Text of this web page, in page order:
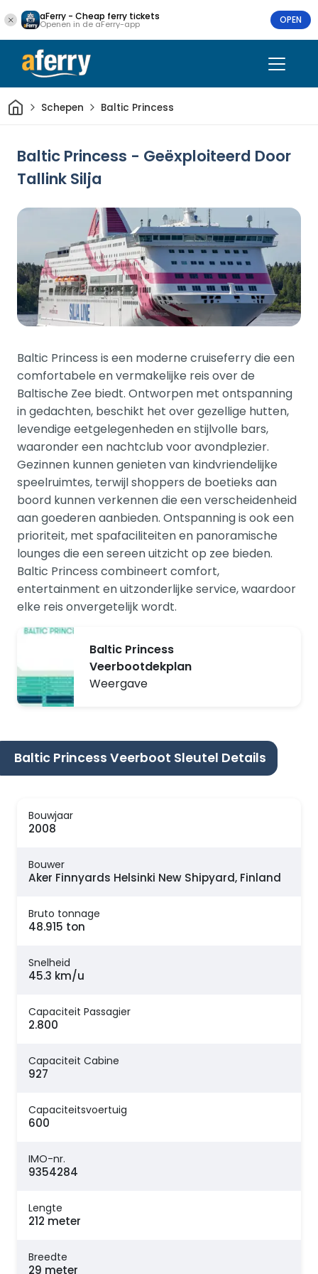
aFerry - Cheap ferry tickets
Openen in de aFerry-app OPEN
ThuisSchepen Baltic Princess
Baltic Princess - Geëxploiteerd Door
Tallink Silja
Baltic Princess is een moderne cruiseferry die een
comfortabele en vermakelijke reis over de
Baltische Zee biedt. Ontworpen met ontspanning
in gedachten, beschikt het over gezellige hutten,
levendige eetgelegenheden en stijlvolle bars,
waaronder een nachtclub voor avondplezier.
Gezinnen kunnen genieten van kindvriendelijke
speelruimtes, terwijl shoppers de boetieks aan
boord kunnen verkennen die een verscheidenheid
aan goederen aanbieden. Ontspanning is ook een
prioriteit, met spafaciliteiten en panoramische
lounges die een sereen uitzicht op zee bieden.
Baltic Princess combineert comfort,
entertainment en uitzonderlijke service, waardoor
elke reis onvergetelijk wordt.
Baltic Princess
Veerbootdekplan
Weergave
Baltic Princess Veerboot Sleutel Details
Bouwjaar
2008
Bouwer
Aker Finnyards Helsinki New Shipyard, Finland
Bruto tonnage
48.915 ton
Snelheid
45.3 km/u
Capaciteit Passagier
2.800
Capaciteit Cabine
927
Capaciteitsvoertuig
600
IMO-nr.
9354284
Lengte
212 meter
Breedte
29 meter